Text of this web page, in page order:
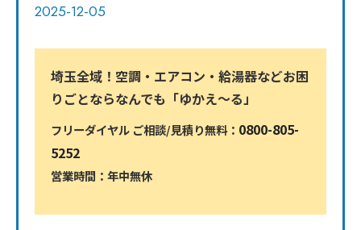
コラム
0800-805-5252
2025-12-05
埼玉全域！空調・エアコン・給湯器などお困
りごとならなんでも「ゆかえ〜る」
フリーダイヤル ご相談/見積り無料： 0800-805-
5252
営業時間：年中無休